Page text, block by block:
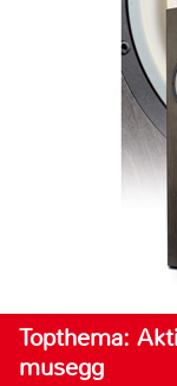
Topthema:
musegg